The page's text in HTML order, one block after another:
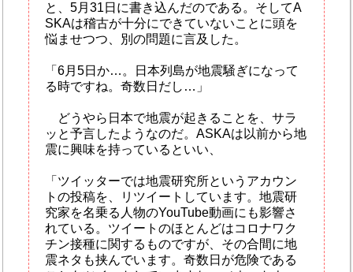
と、5月31日に書き込んだのである。そしてA
SKAは稽古が十分にできていないことに頭を
悩ませつつ、別の問題に言及した。
「6月5日か…。日本列島が地震騒ぎになって
る時ですね。奇数日だし…」
どうやら日本で地震が起きることを、サラ
ッと予言したようなのだ。ASKAは以前から地
震に興味を持っているといい、
「ツイッターでは地震研究所というアカウン
トの投稿を、リツイートしています。地震研
究家を名乗る人物のYouTube動画にも影響さ
れている。ツイートのほとんどはコロナワク
チン接種に関するものですが、その合間に地
震ネタも挟んでいます。奇数日が危険である